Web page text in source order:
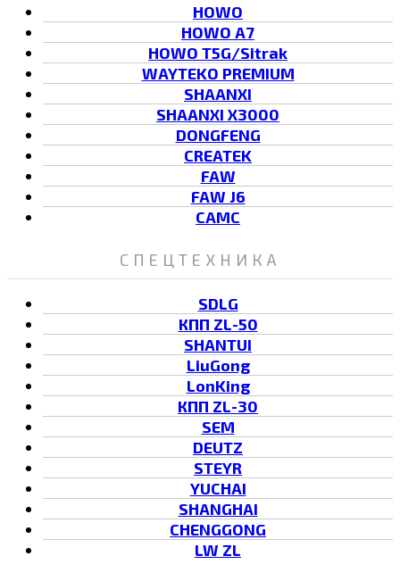
HOWO
HOWO A7
HOWO T5G/Sitrak
WAYTEKO PREMIUM
SHAANXI
SHAANXI X3000
DONGFENG
CREATEK
FAW
FAW J6
CAMC
СПЕЦТЕХНИКА
SDLG
КПП ZL-50
SHANTUI
LiuGong
LonKing
КПП ZL-30
SEM
DEUTZ
STEYR
YUCHAI
SHANGHAI
CHENGGONG
LW ZL